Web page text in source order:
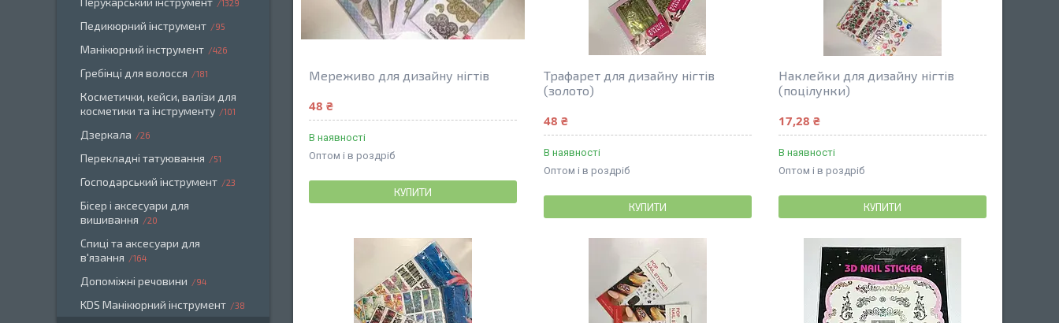
Мереживо для дизайну нігтів
48 ₴
В наявності
Оптом і в роздріб
КУПИТИ
Трафарет для дизайну нігтів
(золото)
48 ₴
В наявності
Оптом і в роздріб
КУПИТИ
Наклейки для дизайну нігтів
(поцілунки)
17,28 ₴
В наявності
Оптом і в роздріб
КУПИТИ
1329
Педикюрний інструмент 95
Манікюрний інструмент 426
Гребінці для волосся 181
Косметички, кейси, валізи для
косметики та інструменту
101
Дзеркала 26
Перекладні татуювання 51
Господарський інструмент 23
Бісер і аксесуари для
вишивання
20
Спиці та аксесуари для
в'язання
164
Допоміжні речовини 94
KDS Манікюрний інструмент 38